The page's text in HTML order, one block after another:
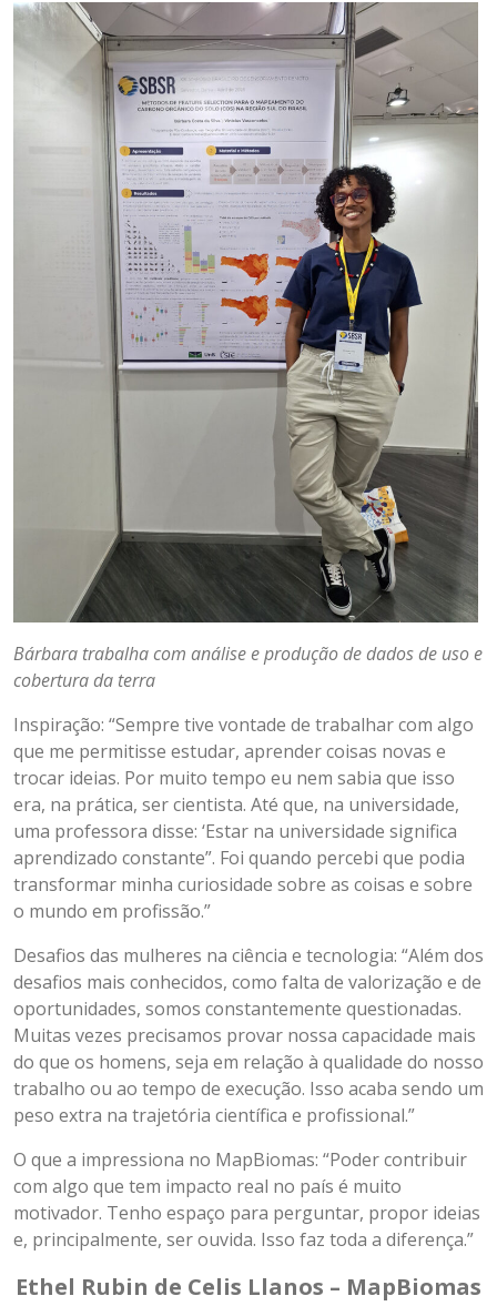
Bárbara trabalha com análise e produção de dados de uso e
cobertura da terra
Inspiração: “Sempre tive vontade de trabalhar com algo
que me permitisse estudar, aprender coisas novas e
trocar ideias. Por muito tempo eu nem sabia que isso
era, na prática, ser cientista. Até que, na universidade,
uma professora disse: ‘Estar na universidade significa
aprendizado constante”. Foi quando percebi que podia
transformar minha curiosidade sobre as coisas e sobre
o mundo em profissão.”
Desafios das mulheres na ciência e tecnologia: “Além dos
desafios mais conhecidos, como falta de valorização e de
oportunidades, somos constantemente questionadas.
Muitas vezes precisamos provar nossa capacidade mais
do que os homens, seja em relação à qualidade do nosso
trabalho ou ao tempo de execução. Isso acaba sendo um
peso extra na trajetória científica e profissional.”
O que a impressiona no MapBiomas: “Poder contribuir
com algo que tem impacto real no país é muito
motivador. Tenho espaço para perguntar, propor ideias
e, principalmente, ser ouvida. Isso faz toda a diferença.”
Ethel Rubin de Celis Llanos – MapBiomas